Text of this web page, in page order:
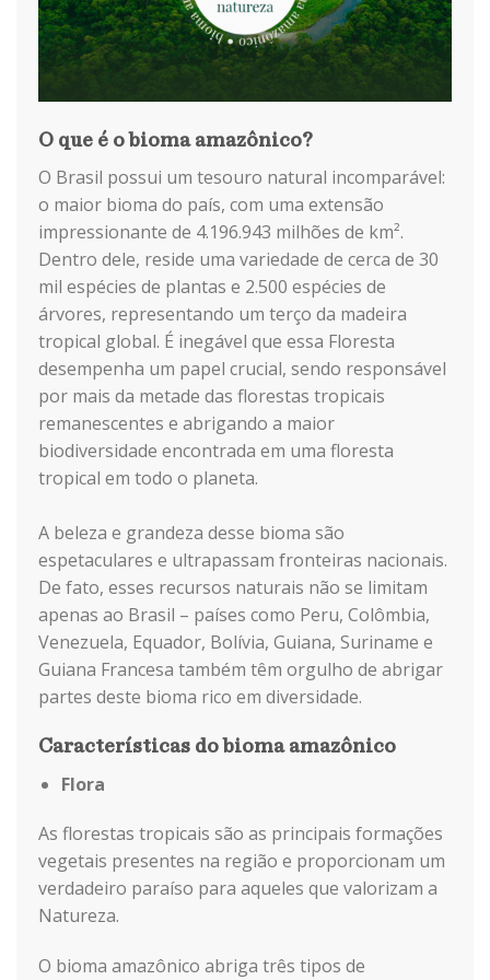
O que é o bioma amazônico?
O Brasil possui um tesouro natural incomparável:
o maior bioma do país, com uma extensão
impressionante de 4.196.943 milhões de km².
Dentro dele, reside uma variedade de cerca de 30
mil espécies de plantas e 2.500 espécies de
árvores, representando um terço da madeira
tropical global. É inegável que essa Floresta
desempenha um papel crucial, sendo responsável
por mais da metade das florestas tropicais
remanescentes e abrigando a maior
biodiversidade encontrada em uma floresta
tropical em todo o planeta.
A beleza e grandeza desse bioma são
espetaculares e ultrapassam fronteiras nacionais.
De fato, esses recursos naturais não se limitam
apenas ao Brasil – países como Peru, Colômbia,
Venezuela, Equador, Bolívia, Guiana, Suriname e
Guiana Francesa também têm orgulho de abrigar
partes deste bioma rico em diversidade.
Características do bioma amazônico
Flora
As florestas tropicais são as principais formações
vegetais presentes na região e proporcionam um
verdadeiro paraíso para aqueles que valorizam a
Natureza.
O bioma amazônico abriga três tipos de